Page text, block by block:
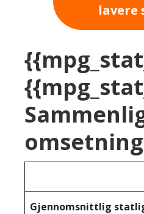
lavere
Gjennomsnittlig